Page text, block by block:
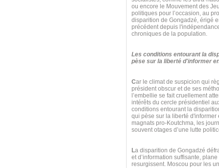
ou encore le Mouvement des
politiques pour l’occasion, au
disparition de Gongadzé, érigé
précédent depuis
chroniques de la population.
Les conditions entourant la
pèse sur la liberté d'informer
Car le climat de suspicion qui
président obscur et de ses
l’embellie se fait cruellement
intérêts du cercle présidentiel
conditions entourant la
qui pèse sur la liberté
magnats pro-Koutchma, les
souvent otages d’une lutte
La disparition de Gongadzé
et d’information suffisante,
resurgissent. Moscou pour les